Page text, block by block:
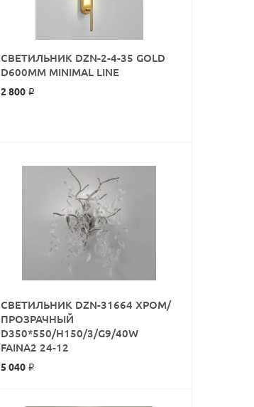
СВЕТИЛЬНИК DZN-2-4-35 GOLD
D600MM MINIMAL LINE
2 800 ₽
КУПИТЬ
СВЕТИЛЬНИК DZN-31664 ХРОМ/
ПРОЗРАЧНЫЙ
D350*550/H150/3/G9/40W
FAINA2 24-12
5 040 ₽
КУПИТЬ